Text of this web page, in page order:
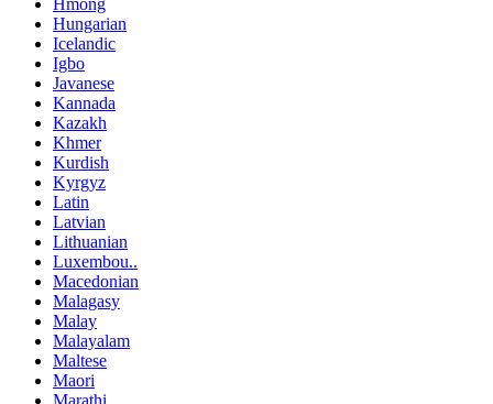
Hmong
Hungarian
Icelandic
Igbo
Javanese
Kannada
Kazakh
Khmer
Kurdish
Kyrgyz
Latin
Latvian
Lithuanian
Luxembou..
Macedonian
Malagasy
Malay
Malayalam
Maltese
Maori